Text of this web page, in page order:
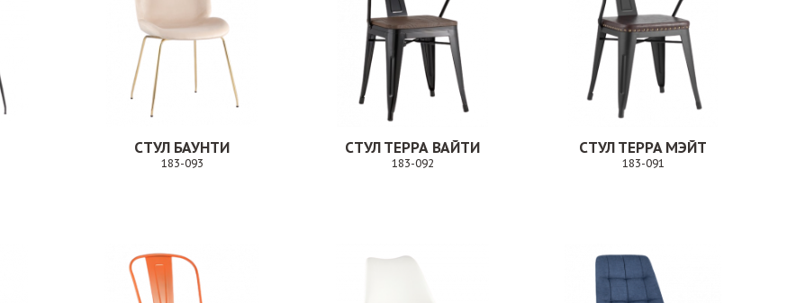
СТУЛ БАУНТИ
183-093
СТУЛ ТЕРРА ВАЙТИ
183-092
СТУЛ ТЕРРА МЭЙТ
183-091